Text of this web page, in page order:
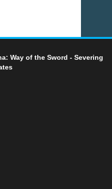
Way of the Sword - Severing